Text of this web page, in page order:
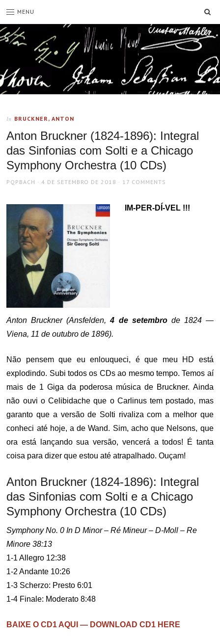
MENU
In BRUCKNER, ANTON
Anton Bruckner (1824-1896): Integral
das Sinfonias com Solti e a Chicago
Symphony Orchestra (10 CDs)
AUTHOR
PQPBACH
POSTED
4 DE SETEMBRO DE 2018 17 COMMENTS
IM-PER-DÍ-VEL !!!
Anton Bruckner (Ansfelden,4 de setembrode 1824 —
Viena, 11 de outubro de 1896).
Não pensem que eu enlouqueci, é que meu HD está
explodindo. Subi todos os CDs ao mesmo tempo. Temos aí
mais de 1 Giga da poderosa música de Bruckner. Ainda
não ouvi o Celibidache que o Carlinus tem postado, mas
garanto que a versão de Solti rivaliza com a melhor que
conheci até hoje, a de Wand. Sim, acho que Nelsons, que
ora está lançando sua versão, vencerá a todos! É tanta
coisa para dizer que estou até atrapalhado. Ouçam!
Anton Bruckner (1824-1896): Integral
das Sinfonias com Solti e a Chicago
Symphony Orchestra (10 CDs)
Symphony No. 0 In D Minor – Ré Mineur – D-Moll – Re
Minore 38:13
1-1 Allegro 12:38
1-2 Andante 10:26
1-3 Scherzo: Presto 6:01
1-4 Finale: Moderato 8:48
BAIXE O CD1 AQUI — DOWNLOAD CD1 HERE